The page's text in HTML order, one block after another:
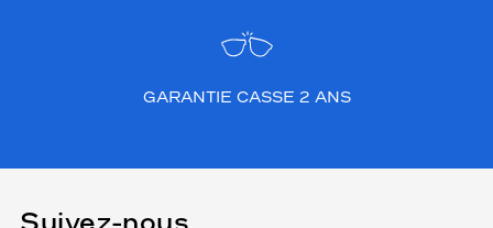
GARANTIE CASSE 2 ANS